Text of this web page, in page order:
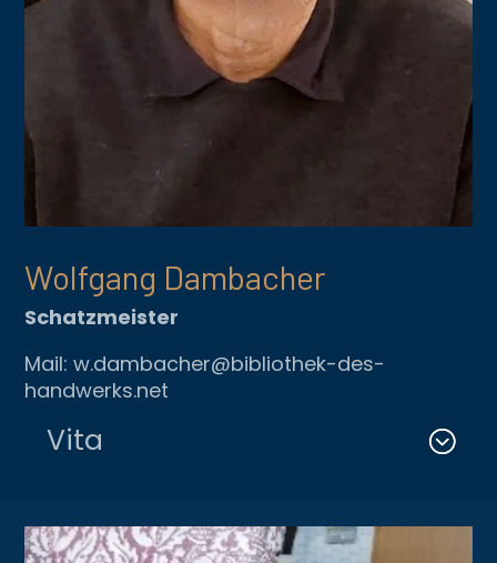
Wolfgang Dambacher
Schatzmeister
Mail: w.dambacher@bibliothek-des-
handwerks.net
Vita